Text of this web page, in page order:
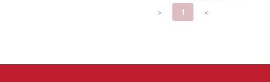
< 1 >